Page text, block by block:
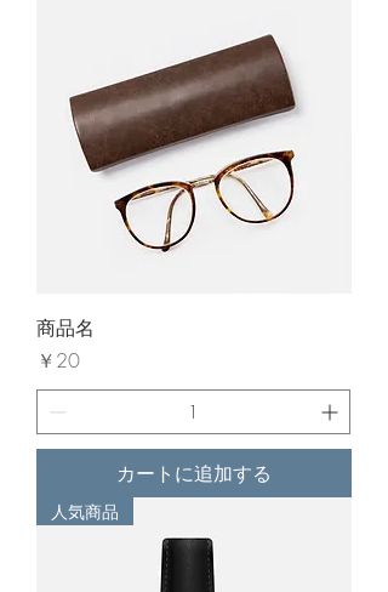
商品名
価格
￥20
カートに追加する
人気商品